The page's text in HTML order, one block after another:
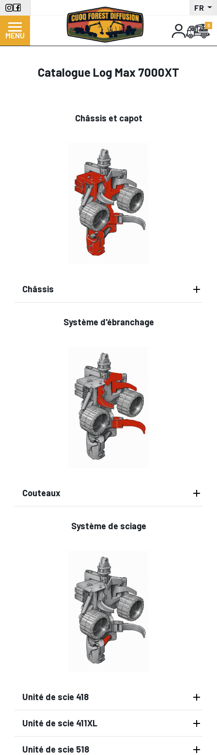
Aller
au
contenu
principal
FR
MENU
Catalogue Log Max 7000XT
Châssis et capot
Châssis
Système d'ébranchage
Couteaux
Système de sciage
Unité de scie 418
Unité de scie 411XL
Unité de scie 518